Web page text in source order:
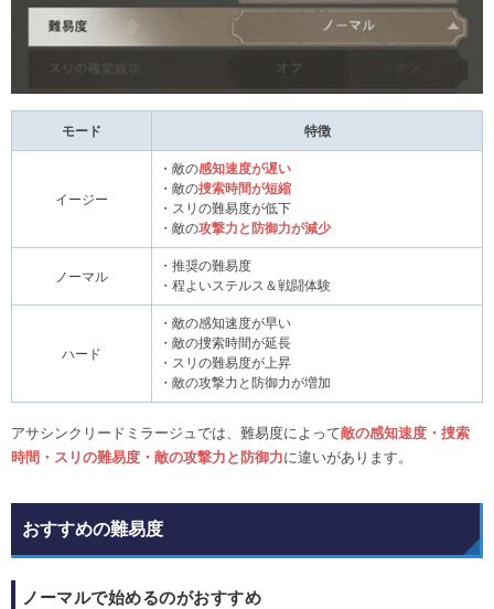
モード 特徴
イージー
・敵の感知速度が遅い
・敵の捜索時間が短縮
・スリの難易度が低下
・敵の攻撃力と防御力が減少
ノーマル
・推奨の難易度
・程よいステルス＆戦闘体験
ハード
・敵の感知速度が早い
・敵の捜索時間が延長
・スリの難易度が上昇
・敵の攻撃力と防御力が増加
アサシンクリードミラージュでは、難易度によって敵の感知速度・捜索
時間・スリの難易度・敵の攻撃力と防御力に違いがあります。
おすすめの難易度
ノーマルで始めるのがおすすめ